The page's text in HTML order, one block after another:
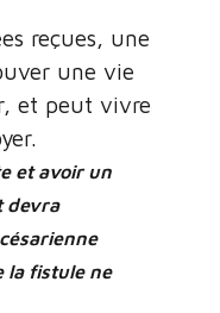
reçues, une
une vie
et peut vivre
et avoir un
devra
la fistule ne